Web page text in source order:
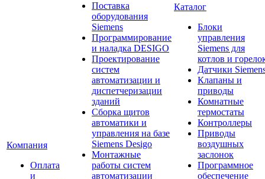
Компания
Оплата
и
Поставка
оборудования
Siemens
Программирование
и наладка DESIGO
Проектирование
систем
автоматизации и
диспетчеризации
зданий
Сборка щитов
автоматики и
управления на базе
Siemens Desigo
Монтажные
работы систем
автоматизации
Каталог
Блоки
управления
Siemens для
котлов и
Датчики
Клапаны и
приводы
Комнатные
термостаты
Контроллеры
Приводы
воздушных
заслонок
Программное
обеспечение